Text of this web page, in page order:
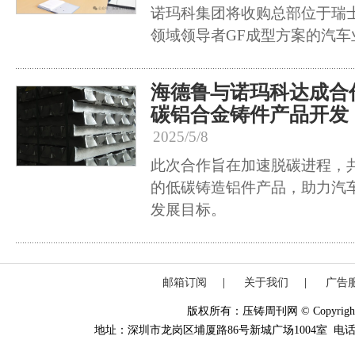
诺玛科集团将收购总部位于瑞
领域领导者GF成型方案的汽车
海德鲁与诺玛科达成
碳铝合金铸件产品开发
2025/5/8
此次合作旨在加速脱碳进程，
的低碳铸造铝件产品，助力汽
发展目标。
邮箱订阅 关于我们 广告
版权所有：压铸周刊网 ©
地址：深圳市龙岗区埔厦路86号新城广场1004室 电